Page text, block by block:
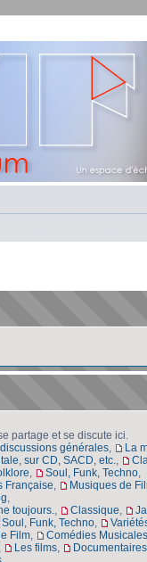
partage et se discute ici.
générales
La
sur CD, SACD, etc.
Soul, Funk, Techno
Française
Musiques de
toujours.
Classique
Soul, Funk, Techno
Film
Comédies Musicales
Les films